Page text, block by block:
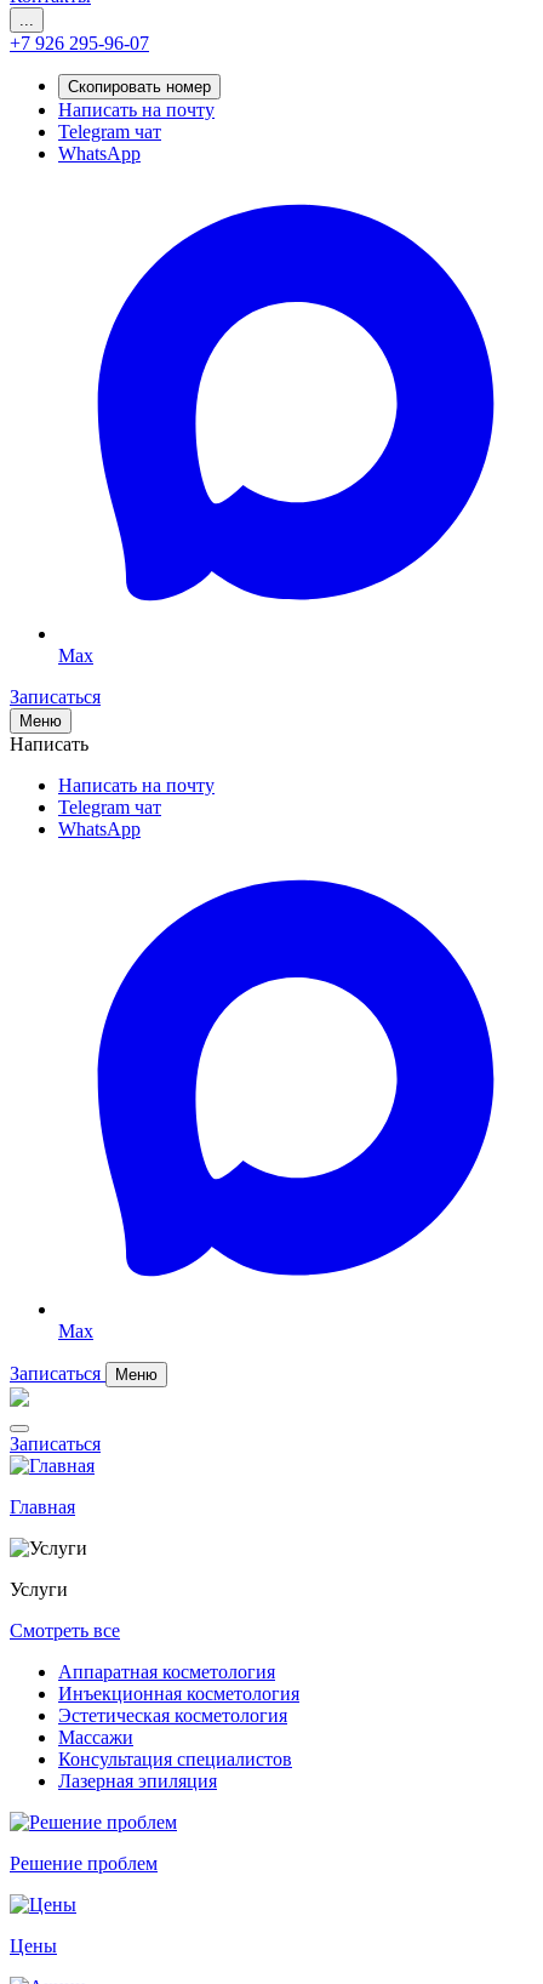
...
+7 926 295-96-07
Скопировать номер
Написать на почту
Telegram чат
WhatsApp
Max
Записаться
Меню
Написать
Написать на почту
Telegram чат
WhatsApp
Max
Записаться Меню
Записаться
Главная
Услуги
Смотреть все
Аппаратная косметология
Инъекционная косметология
Эстетическая косметология
Массажи
Консультация специалистов
Лазерная эпиляция
Решение проблем
Цены